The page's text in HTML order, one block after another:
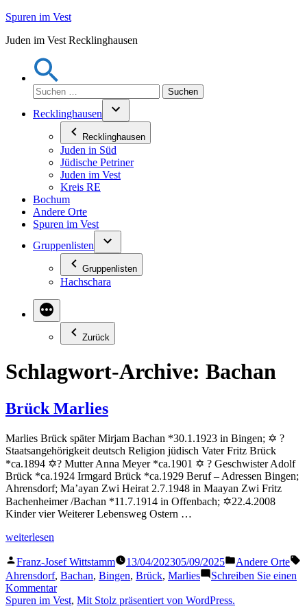
Zum
springen
Spuren im Vest
Juden im Vest Recklinghausen
Suchen
nach:
Recklinghausen
Recklinghausen
Juden in Süd
Jüdische Petriner
Juden im Vest
Kreis RE
Bochum
Andere Orte
Spuren im Vest
Gruppenlisten
Gruppenlisten
Hachschara
Zurück
Schlagwort-Archive: Bachan
Brück Marlies
Marlies Brück später Mirjam Bachan *30.1.1923 in Bingen; ✡ ?
Staatsangehörigkeit deutsch Religion jüdisch Vater Fritz Brück
*ca.1894 ✡? Mutter Anna Meyer *ca.1901 ✡ ? Geschwister Adolf
Brück *ca.1924 Irmgard Brück *ca.1929 Beruf – Adressen Bingen;
Ahrensdorf; Ma’ayan Zwi Heirat 2.7.1948 in Maayan Zwi Fritz
Bachenheimer /Bachan *11.7.1914 in Offenbach; ✡22.4.2008
Kinder vier Weiterer Lebensweg Ostern …
„Brück
weiterlesen
Veröffentlicht
von
Franz-Josef Wittstamm 13/04/202305/09/2025
Veröffentlicht
in
Andere Orte
Ahrensdorf, Bachan, Bingen, Brück, Marlies
Schreiben Sie einen
Kommentarzu
Brück
Spuren im Vest, Mit Stolz präsentiert von WordPress.